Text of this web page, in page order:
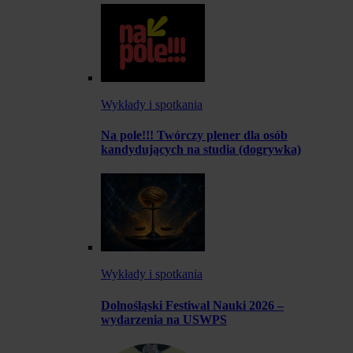
Wykłady i spotkania
Na pole!!! Twórczy plener dla osób
kandydujących na studia (dogrywka)
Wykłady i spotkania
Dolnośląski Festiwal Nauki 2026 –
wydarzenia na USWPS